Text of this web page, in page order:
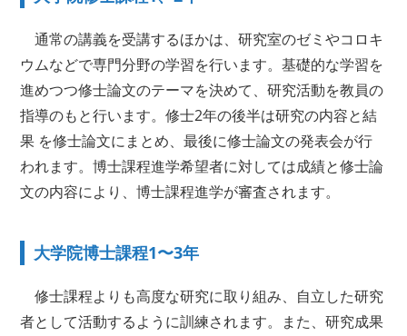
通常の講義を受講するほかは、研究室のゼミやコロキ
ウムなどで専門分野の学習を行います。基礎的な学習を
進めつつ修士論文のテーマを決めて、研究活動を教員の
指導のもと行います。修士2年の後半は研究の内容と結
果 を修士論文にまとめ、最後に修士論文の発表会が行
われます。博士課程進学希望者に対しては成績と修士論
文の内容により、博士課程進学が審査されます。
大学院博士課程1〜3年
修士課程よりも高度な研究に取り組み、自立した研究
者として活動するように訓練されます。また、研究成果